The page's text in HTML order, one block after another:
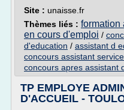
Site : unaisse.fr
Thèmes liés : formation
en cours d'emploi /
d'education / assistant d
concours assistant
concours apres assistant
TP EMPLOYE
D'ACCUEIL -